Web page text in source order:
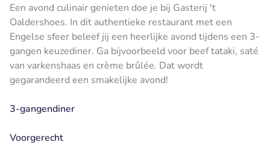
Een avond culinair genieten doe je bij Gasterij 't
Oaldershoes. In dit authentieke restaurant met een
Engelse sfeer beleef jij een heerlijke avond tijdens een 3-
gangen keuzediner. Ga bijvoorbeeld voor beef tataki, saté
van varkenshaas en crème brûlée. Dat wordt
gegarandeerd een smakelijke avond!
3-gangendiner
Voorgerecht